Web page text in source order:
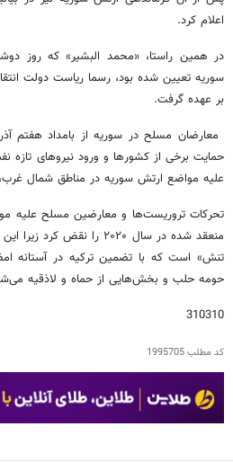
اعلام کرد.
در همین راستا، «محمد البشیر» که روز
سوریه تعیین شده بود، رسما ریاست دولت
بر عهده گرفت.
حمایت برخی از کشورها و ورود نیروهای تازه
علیه مواضع ارتش سوریه در مناطق شمال
تحرکات تروریست‌ها و معارضین مسلح علیه
منعقد شده در سال ۲۰۲۰ را
تنش» است که با تضمین ترکیه در آستانه
حومه حلب و بخش‌هایی از حماه و لاذقیه
310310
کد مطلب1995705